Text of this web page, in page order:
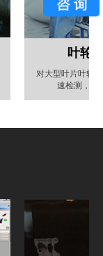
叶轮
对大型叶片叶轮
速检测，从